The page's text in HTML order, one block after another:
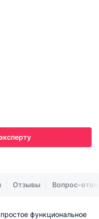
Отзывы Вопрос-
функциональное